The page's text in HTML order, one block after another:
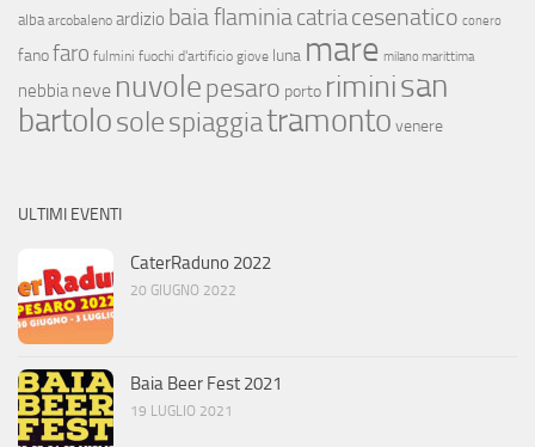
alba arcobaleno ardizio baia flaminia catriacesenatico conero
fanofaro fulmini fuochi d'artificio giove luna mare milano marittima
nebbia neve nuvolepesaro porto riminisan
bartolosolespiaggiatramonto venere
ULTIMI EVENTI
CaterRaduno 2022
20 GIUGNO 2022
Baia Beer Fest 2021
19 LUGLIO 2021